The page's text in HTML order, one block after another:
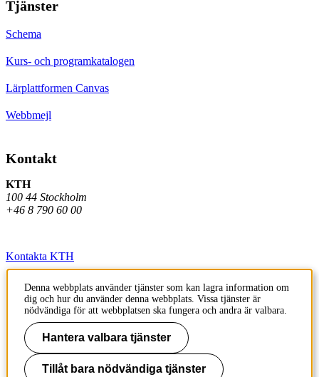
Tjänster
Schema
Kurs- och programkatalogen
Lärplattformen Canvas
Webbmejl
Kontakt
KTH
100 44 Stockholm
+46 8 790 60 00
Kontakta KTH
Jobba på KTH
Press och media
Faktura och betalning KTH
Om KTH:s webbplatser
Denna webbplats använder tjänster som kan lagra information om
dig och hur du använder denna webbplats. Vissa tjänster är
nödvändiga för att webbplatsen ska fungera och andra är valbara.
Hantera valbara tjänster
Tillåt bara nödvändiga tjänster